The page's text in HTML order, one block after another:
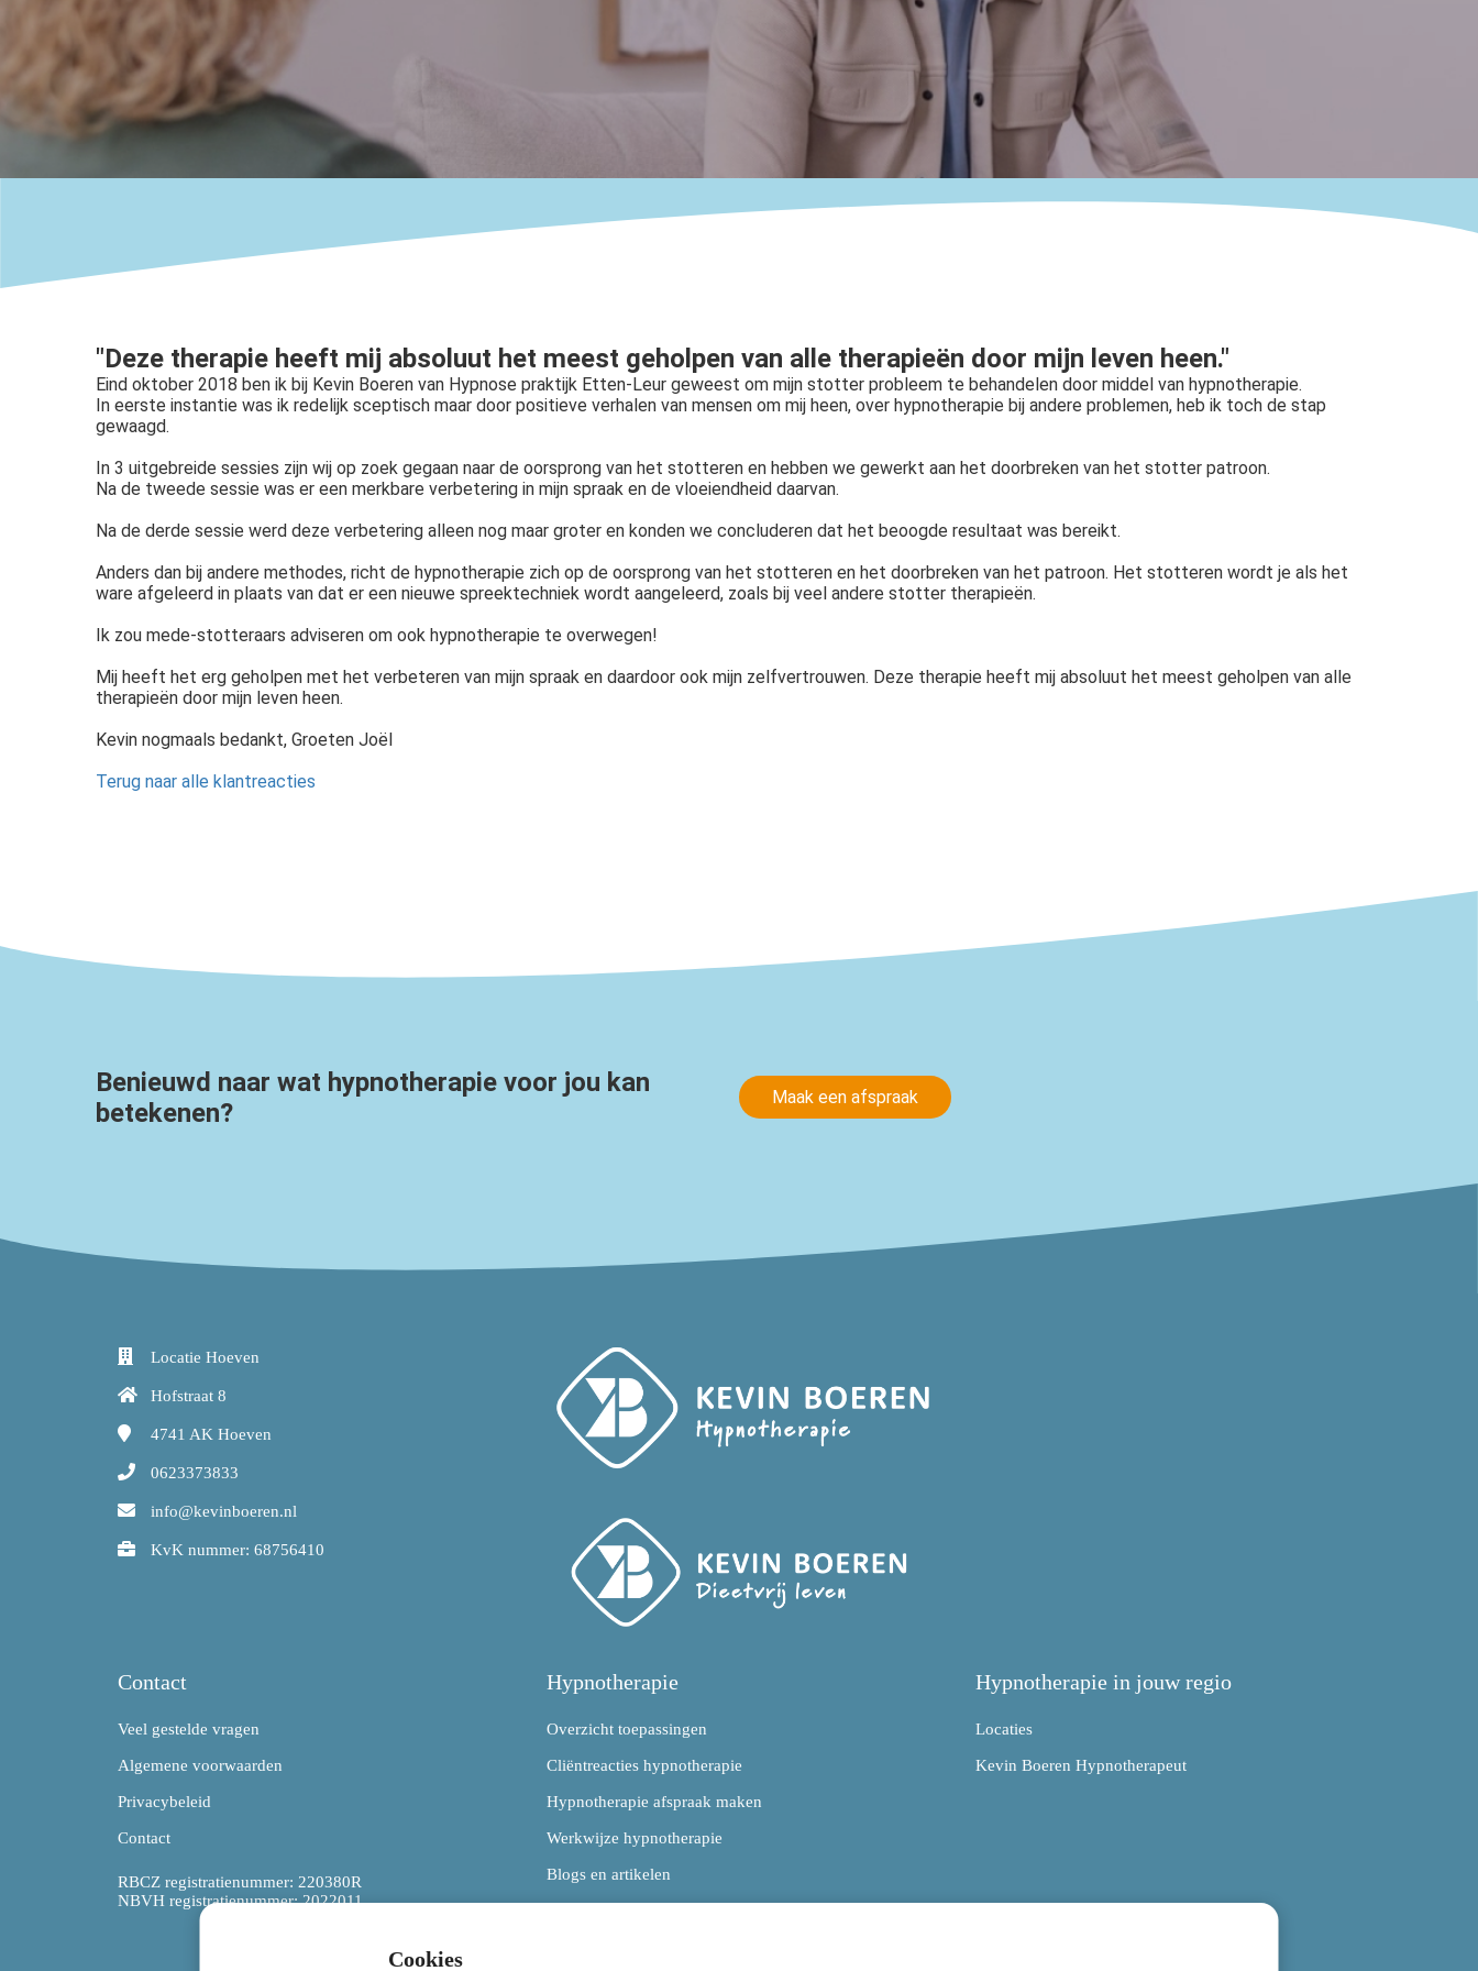
"Deze therapie heeft mij absoluut het meest geholpen van alle therapieën door mijn leven heen."
Eind oktober 2018 ben ik bij Kevin Boeren van Hypnose praktijk Etten-Leur geweest om mijn stotter probleem te behandelen door middel van hypnotherapie.
In eerste instantie was ik redelijk sceptisch maar door positieve verhalen van mensen om mij heen, over hypnotherapie bij andere problemen, heb ik toch de stap
gewaagd.
In 3 uitgebreide sessies zijn wij op zoek gegaan naar de oorsprong van het stotteren en hebben we gewerkt aan het doorbreken van het stotter patroon.
Na de tweede sessie was er een merkbare verbetering in mijn spraak en de vloeiendheid daarvan.
Na de derde sessie werd deze verbetering alleen nog maar groter en konden we concluderen dat het beoogde resultaat was bereikt.
Anders dan bij andere methodes, richt de hypnotherapie zich op de oorsprong van het stotteren en het doorbreken van het patroon. Het stotteren wordt je als het
ware afgeleerd in plaats van dat er een nieuwe spreektechniek wordt aangeleerd, zoals bij veel andere stotter therapieën.
Ik zou mede-stotteraars adviseren om ook hypnotherapie te overwegen!
Mij heeft het erg geholpen met het verbeteren van mijn spraak en daardoor ook mijn zelfvertrouwen. Deze therapie heeft mij absoluut het meest geholpen van alle
therapieën door mijn leven heen.
Kevin nogmaals bedankt, Groeten Joël
Terug naar alle klantreacties
Benieuwd naar wat hypnotherapie voor jou kan
betekenen?
Maak een afspraak
Locatie Hoeven
Hofstraat 8
4741 AK Hoeven
0623373833
info@kevinboeren.nl
KvK nummer: 68756410
Contact
Veel gestelde vragen
Algemene voorwaarden
Privacybeleid
Contact
RBCZ registratienummer: 220380R
NBVH registratienummer: 2022011
Hypnotherapie
Overzicht toepassingen
Cliëntreacties hypnotherapie
Hypnotherapie afspraak maken
Werkwijze hypnotherapie
Blogs en artikelen
Hypnotherapie in jouw regio
Locaties
Kevin Boeren Hypnotherapeut
Cookies